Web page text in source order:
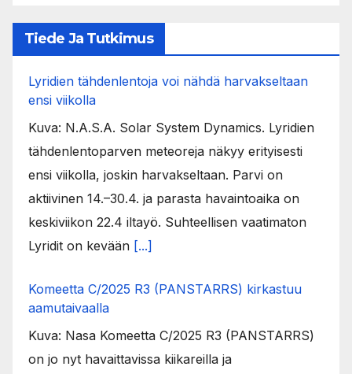
Tiede Ja Tutkimus
Lyridien tähdenlentoja voi nähdä harvakseltaan
ensi viikolla
Kuva: N.A.S.A. Solar System Dynamics. Lyridien
tähdenlentoparven meteoreja näkyy erityisesti
ensi viikolla, joskin harvakseltaan. Parvi on
aktiivinen 14.–30.4. ja parasta havaintoaika on
keskiviikon 22.4 iltayö. Suhteellisen vaatimaton
Lyridit on kevään [...]
Komeetta C/2025 R3 (PANSTARRS) kirkastuu
aamutaivaalla
Kuva: Nasa Komeetta C/2025 R3 (PANSTARRS)
on jo nyt havaittavissa kiikareilla ja